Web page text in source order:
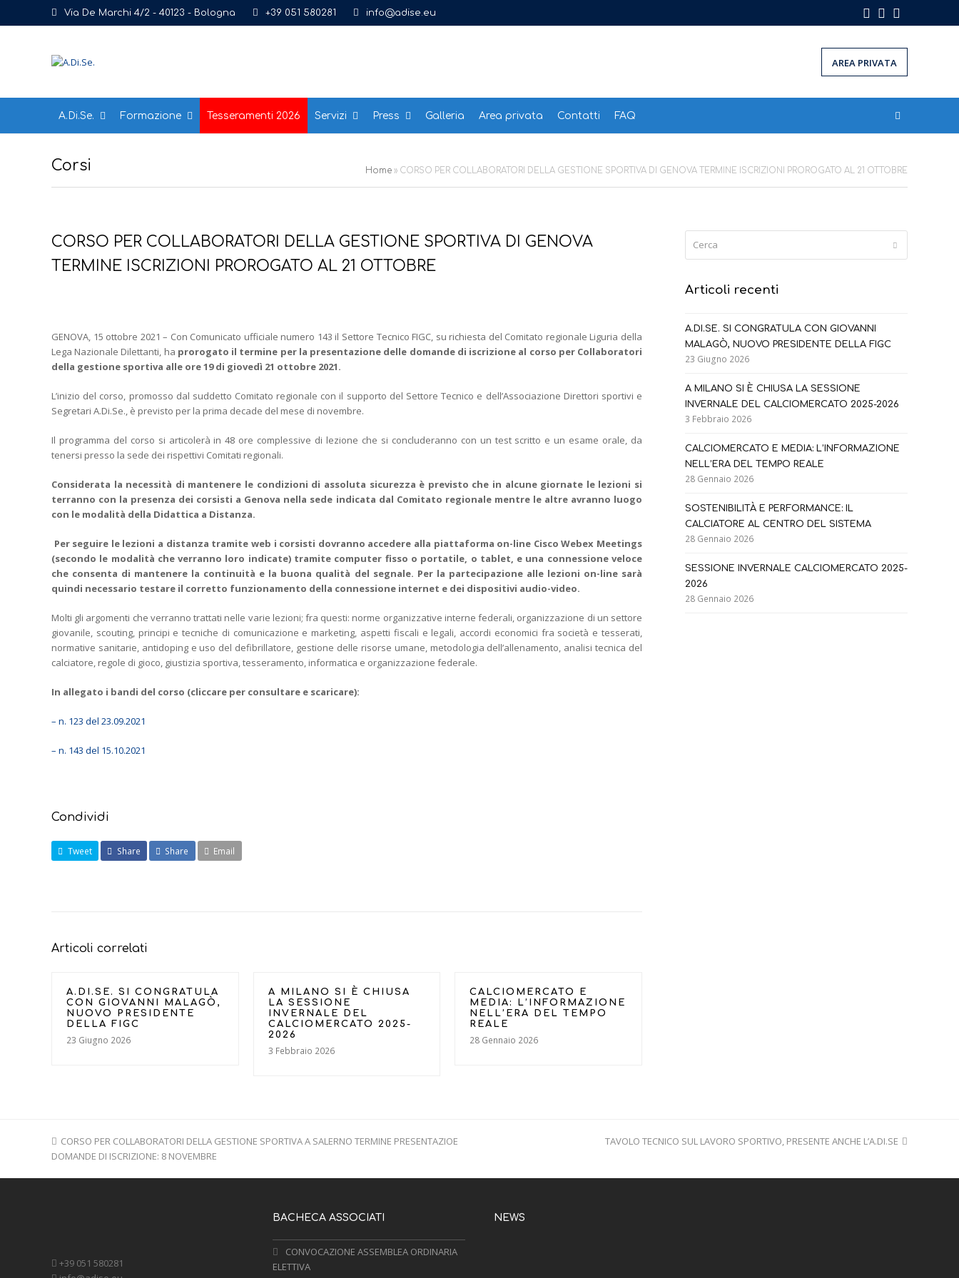
Via De Marchi 4/2 - 40123 - Bologna +39 051 580281 info@adise.eu Facebook
Instagram
AREA PRIVATA
A.Di.Se. Formazione Tesseramenti 2026 Servizi Press Galleria Area privata Contatti FAQ
Corsi Home » CORSO PER COLLABORATORI DELLA GESTIONE SPORTIVA DI GENOVA TERMINE ISCRIZIONI PROROGATO AL 21 OTTOBRE
CORSO PER COLLABORATORI DELLA GESTIONE SPORTIVA DI GENOVA
TERMINE ISCRIZIONI PROROGATO AL 21 OTTOBRE
GENOVA, 15 ottobre 2021 – Con Comunicato ufficiale numero 143 il Settore Tecnico FIGC, su richiesta del Comitato regionale Liguria della
Lega Nazionale Dilettanti, ha prorogato il termine per la presentazione delle domande di iscrizione al corso per Collaboratori
della gestione sportiva alle ore 19 di giovedì 21 ottobre 2021.
L’inizio del corso, promosso dal suddetto Comitato regionale con il supporto del Settore Tecnico e dell’Associazione Direttori sportivi e
Segretari A.Di.Se., è previsto per la prima decade del mese di novembre.
Il programma del corso si articolerà in 48 ore complessive di lezione che si concluderanno con un test scritto e un esame orale, da
tenersi presso la sede dei rispettivi Comitati regionali.
Considerata la necessità di mantenere le condizioni di assoluta sicurezza è previsto che in alcune giornate le lezioni si
terranno con la presenza dei corsisti a Genova nella sede indicata dal Comitato regionale mentre le altre avranno luogo
con le modalità della Didattica a Distanza.
Per seguire le lezioni a distanza tramite web i corsisti dovranno accedere alla piattaforma on-line Cisco Webex Meetings
(secondo le modalità che verranno loro indicate) tramite computer fisso o portatile, o tablet, e una connessione veloce
che consenta di mantenere la continuità e la buona qualità del segnale. Per la partecipazione alle lezioni on-line sarà
quindi necessario testare il corretto funzionamento della connessione internet e dei dispositivi audio-video.
Molti gli argomenti che verranno trattati nelle varie lezioni; fra questi: norme organizzative interne federali, organizzazione di un settore
giovanile, scouting, principi e tecniche di comunicazione e marketing, aspetti fiscali e legali, accordi economici fra società e tesserati,
normative sanitarie, antidoping e uso del defibrillatore, gestione delle risorse umane, metodologia dell’allenamento, analisi tecnica del
calciatore, regole di gioco, giustizia sportiva, tesseramento, informatica e organizzazione federale.
In allegato i bandi del corso (cliccare per consultare e scaricare):
– n. 123 del 23.09.2021
– n. 143 del 15.10.2021
Condividi
Tweet Share Share Email
Articoli correlati
A.DI.SE. SI CONGRATULA
CON GIOVANNI MALAGÒ,
NUOVO PRESIDENTE
DELLA FIGC
23 Giugno 2026
A MILANO SI È CHIUSA
LA SESSIONE
INVERNALE DEL
CALCIOMERCATO 2025-
2026
3 Febbraio 2026
CALCIOMERCATO E
MEDIA: L’INFORMAZIONE
NELL’ERA DEL TEMPO
REALE
28 Gennaio 2026
Articoli recenti
A.DI.SE. SI CONGRATULA CON GIOVANNI
MALAGÒ, NUOVO PRESIDENTE DELLA FIGC
23 Giugno 2026
A MILANO SI È CHIUSA LA SESSIONE
INVERNALE DEL CALCIOMERCATO 2025-2026
3 Febbraio 2026
CALCIOMERCATO E MEDIA: L’INFORMAZIONE
NELL’ERA DEL TEMPO REALE
28 Gennaio 2026
SOSTENIBILITÀ E PERFORMANCE: IL
CALCIATORE AL CENTRO DEL SISTEMA
28 Gennaio 2026
SESSIONE INVERNALE CALCIOMERCATO 2025-
2026
28 Gennaio 2026
previous
post:
CORSO PER COLLABORATORI DELLA GESTIONE SPORTIVA A SALERNO TERMINE PRESENTAZIOE
DOMANDE DI ISCRIZIONE: 8 NOVEMBRE
next
TAVOLO TECNICO SUL LAVORO SPORTIVO, PRESENTE ANCHE L’A.DI.SE
+39 051 580281
BACHECA ASSOCIATI
CONVOCAZIONE ASSEMBLEA ORDINARIA
ELETTIVA
NEWS